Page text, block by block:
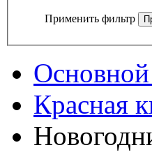
Применить фильтр
Основной
Красная